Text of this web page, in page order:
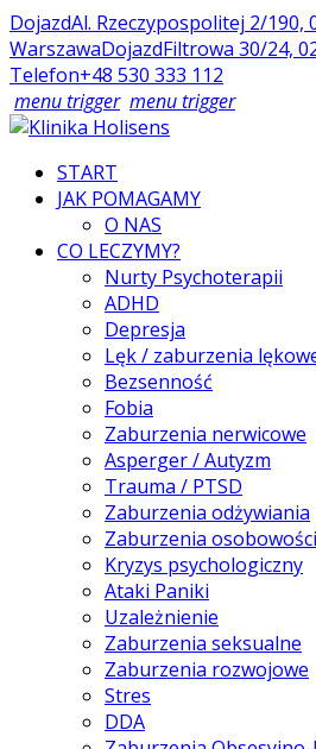
DojazdAl. Rzeczypospolitej 2/190,
WarszawaDojazdFiltrowa 30/24,
Telefon+48 530 333 112
menu trigger menu trigger
START
JAK POMAGAMY
O NAS
CO LECZYMY?
Nurty Psychoterapii
ADHD
Depresja
Lęk / zaburzenia
Bezsenność
Fobia
Zaburzenia nerwicowe
Asperger / Autyzm
Trauma / PTSD
Zaburzenia odżywiania
Zaburzenia
Kryzys psychologiczny
Ataki Paniki
Uzależnienie
Zaburzenia seksualne
Zaburzenia rozwojowe
Stres
DDA